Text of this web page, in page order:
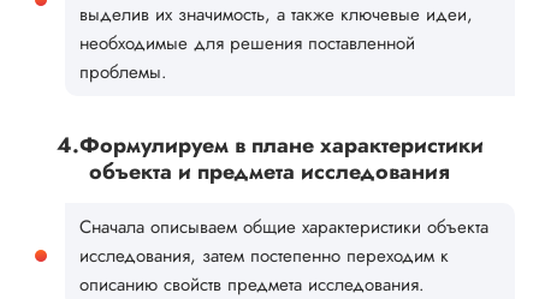
выделив их значимость, а также ключевые идеи,
необходимые для решения поставленной
проблемы.
4.Формулируем в плане характеристики
объекта и предмета исследования
Сначала описываем общие характеристики объекта
исследования, затем постепенно переходим к
описанию свойств предмета исследования.